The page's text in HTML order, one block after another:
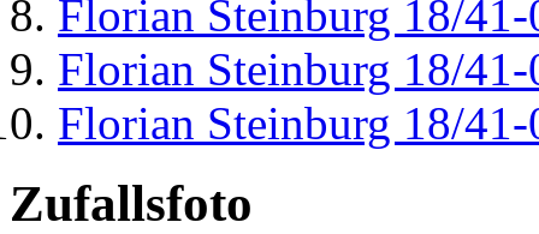
Florian Steinburg 18/41-
Florian Steinburg 18/41-
Florian Steinburg 18/41-
Zufallsfoto